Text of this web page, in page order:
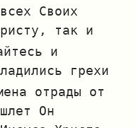
Своих
так и
и
грехи
отрады от
Он